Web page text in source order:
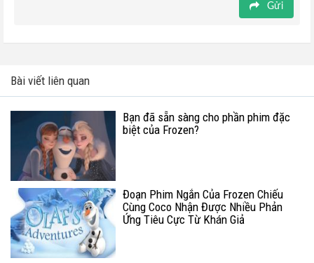
Gửi
Bài viết liên quan
Bạn đã sẵn sàng cho phần phim đặc
biệt của Frozen?
Đoạn Phim Ngắn Của Frozen Chiếu
Cùng Coco Nhận Được Nhiều Phản
Ứng Tiêu Cực Từ Khán Giả